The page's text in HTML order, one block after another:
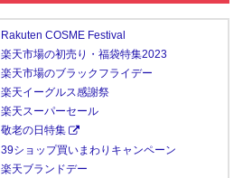
Rakuten COSME Festival
楽天市場の初売り・福袋特集2023
楽天市場のブラックフライデー
楽天イーグルス感謝祭
楽天スーパーセール
敬老の日特集
39ショップ買いまわりキャンペーン
楽天ブランドデー